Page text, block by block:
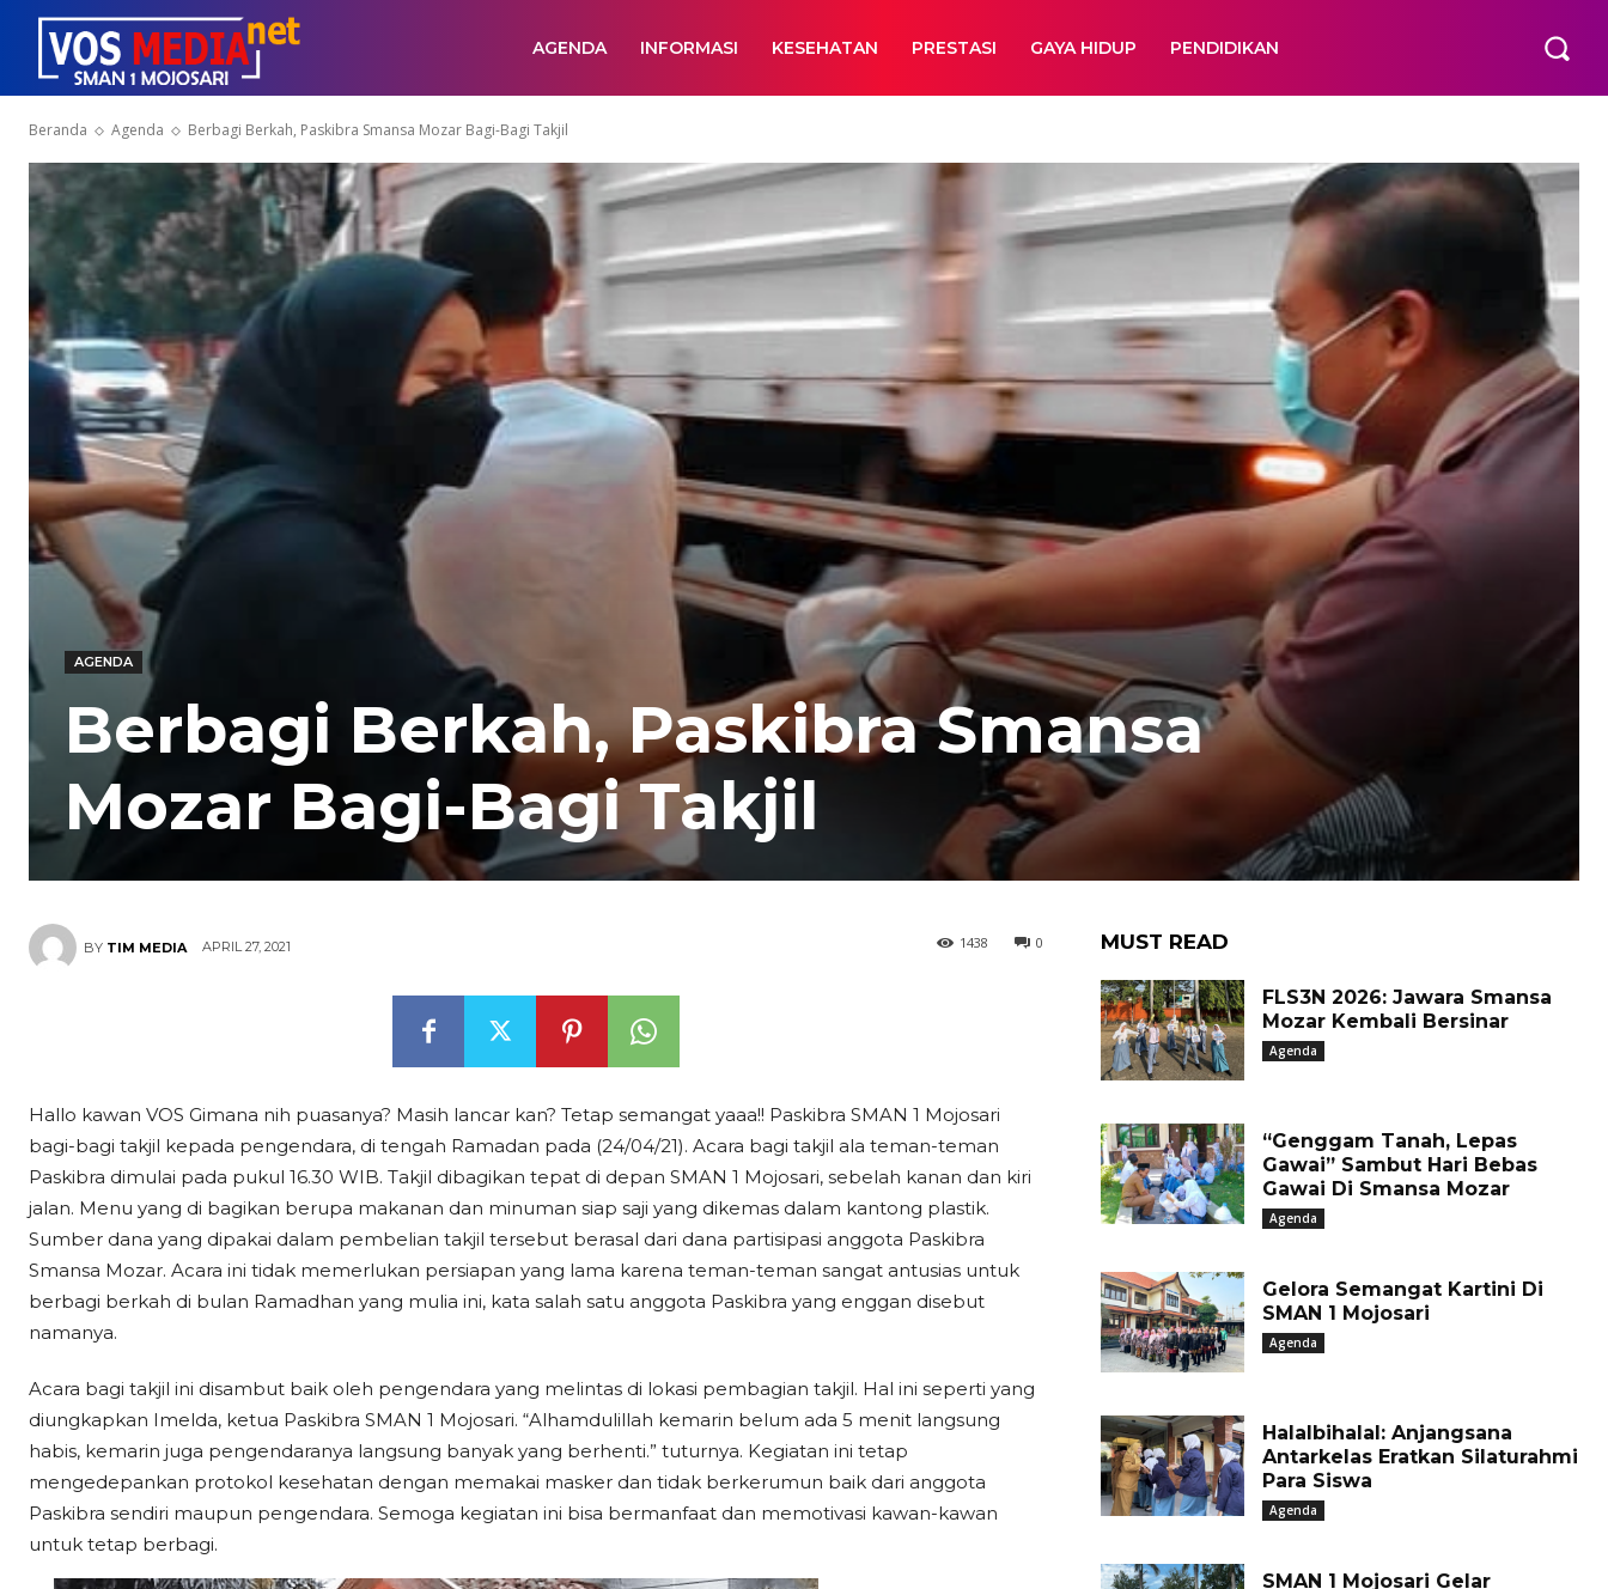
AGENDA INFORMASI KESEHATAN PRESTASI GAYA HIDUP PENDIDIKAN
Beranda Agenda Berbagi Berkah, Paskibra Smansa Mozar Bagi-Bagi Takjil
AGENDA
Berbagi Berkah, Paskibra Smansa
Mozar Bagi-Bagi Takjil
BY TIM MEDIA APRIL 27, 2021 0
1438
Hallo kawan VOS Gimana nih puasanya? Masih lancar kan? Tetap semangat yaaa!! Paskibra SMAN 1 Mojosari
bagi-bagi takjil kepada pengendara, di tengah Ramadan pada (24/04/21). Acara bagi takjil ala teman-teman
Paskibra dimulai pada pukul 16.30 WIB. Takjil dibagikan tepat di depan SMAN 1 Mojosari, sebelah kanan dan kiri
jalan. Menu yang di bagikan berupa makanan dan minuman siap saji yang dikemas dalam kantong plastik.
Sumber dana yang dipakai dalam pembelian takjil tersebut berasal dari dana partisipasi anggota Paskibra
Smansa Mozar. Acara ini tidak memerlukan persiapan yang lama karena teman-teman sangat antusias untuk
berbagi berkah di bulan Ramadhan yang mulia ini, kata salah satu anggota Paskibra yang enggan disebut
namanya.
Acara bagi takjil ini disambut baik oleh pengendara yang melintas di lokasi pembagian takjil. Hal ini seperti yang
diungkapkan Imelda, ketua Paskibra SMAN 1 Mojosari. “Alhamdulillah kemarin belum ada 5 menit langsung
habis, kemarin juga pengendaranya langsung banyak yang berhenti.” tuturnya. Kegiatan ini tetap
mengedepankan protokol kesehatan dengan memakai masker dan tidak berkerumun baik dari anggota
Paskibra sendiri maupun pengendara. Semoga kegiatan ini bisa bermanfaat dan memotivasi kawan-kawan
untuk tetap berbagi.
MUST READ
FLS3N 2026: Jawara Smansa
Mozar Kembali Bersinar
Agenda
“Genggam Tanah, Lepas
Gawai” Sambut Hari Bebas
Gawai Di Smansa Mozar
Agenda
Gelora Semangat Kartini Di
SMAN 1 Mojosari
Agenda
Halalbihalal: Anjangsana
Antarkelas Eratkan Silaturahmi
Para Siswa
Agenda
SMAN 1 Mojosari Gelar